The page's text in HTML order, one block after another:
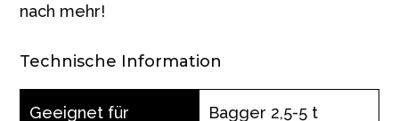
nach mehr!
Technische Information
Geeignet für Bagger 2,5-5 t